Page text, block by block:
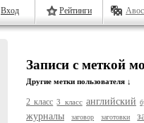
Вход Рейтинги
Записи с меткой
Другие метки пользователя ↓
2 класс 3 класс английский
журналы заговор заготовки